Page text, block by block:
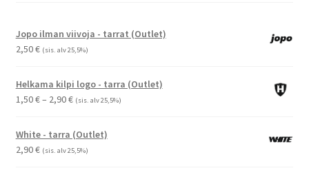
Jopo ilman viivoja - tarrat (Outlet)
2,50€ (sis. alv 25,5%)
Helkama kilpi logo - tarra (Outlet)
1,50€– 2,90€Hintaluokka:
-
2,90 €
(sis. alv 25,5%)
White - tarra (Outlet)
2,90€ (sis. alv 25,5%)